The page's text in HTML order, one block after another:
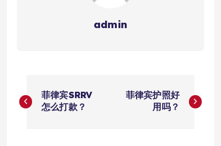
admin
章
菲律宾SRRV
怎么打款？
菲律宾护照好
用吗？